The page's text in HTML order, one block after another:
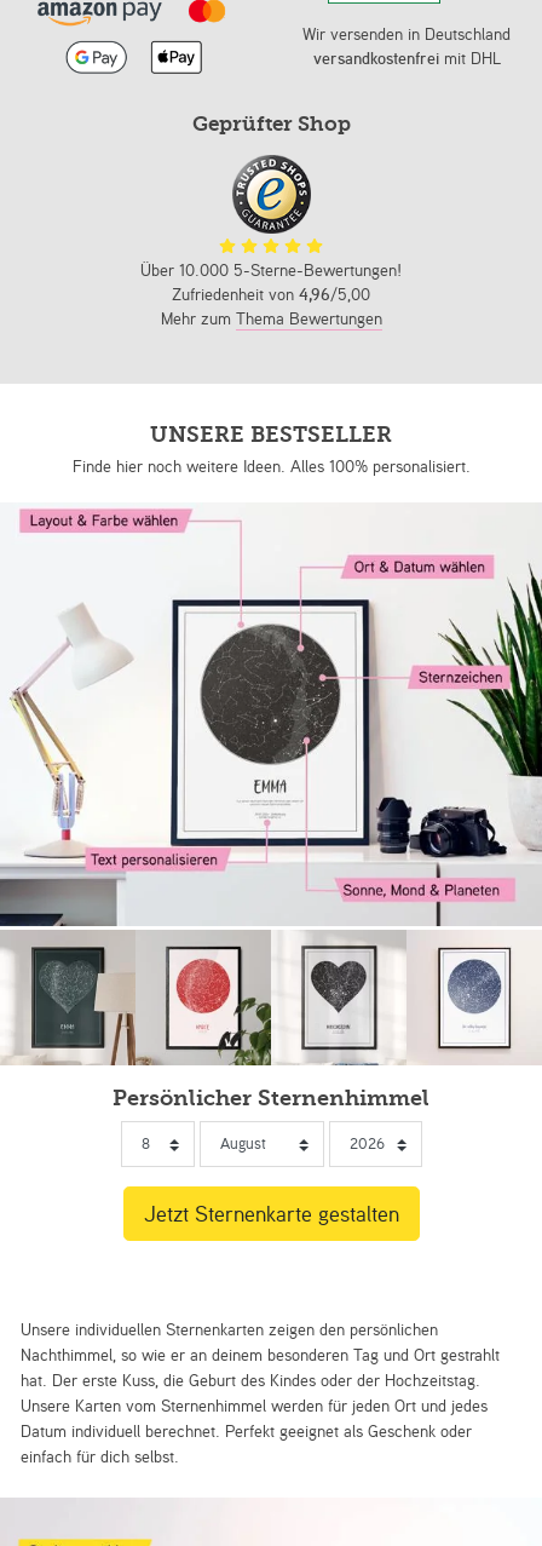
Wir versenden in Deutschland
versandkostenfreimit DHL
Geprüfter Shop
Über 10.000 5-Sterne-Bewertungen!
Zufriedenheit von 4,96/5,00
Mehr zum Thema Bewertungen
UNSERE BESTSELLER
Finde hier noch weitere Ideen. Alles 100% personalisiert.
Persönlicher Sternenhimmel
Unsere individuellen Sternenkarten zeigen den persönlichen
Nachthimmel, so wie er an deinem besonderen Tag und Ort gestrahlt
hat. Der erste Kuss, die Geburt des Kindes oder der Hochzeitstag.
Unsere Karten vom Sternenhimmel werden für jeden Ort und jedes
Datum individuell berechnet. Perfekt geeignet als Geschenk oder
einfach für dich selbst.